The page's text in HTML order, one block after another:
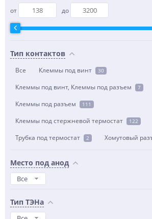
от до
Тип контактов
Все Клеммы под винт 30
Клеммы под винт, Клеммы под разъем 7
Клеммы под разъем 111
Клеммы под стержневой термостат 122
Трубка под термостат 2 Хомутовый
Место под анод
Все
Тип ТЭНа